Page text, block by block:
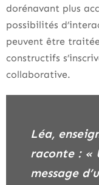
dorénavant plus
possibilités
peuvent être
constructifs
collaborative.
Léa, enseignante de mathématiques,
raconte : «
message